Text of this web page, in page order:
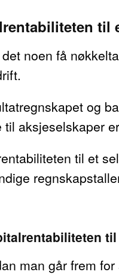
til
noen få
og
aksjeselskaper er
til et
til
man går frem